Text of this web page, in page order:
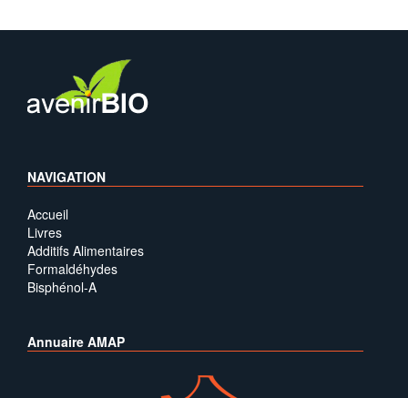
NAVIGATION
Accueil
Livres
Additifs Alimentaires
Formaldéhydes
Bisphénol-A
Annuaire AMAP